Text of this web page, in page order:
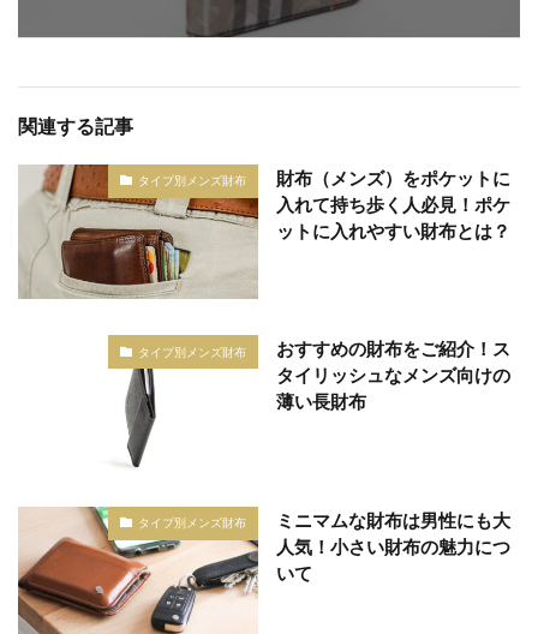
関連する記事
タイプ別メンズ財布
財布（メンズ）をポケットに
入れて持ち歩く人必見！ポケ
ットに入れやすい財布とは？
タイプ別メンズ財布
おすすめの財布をご紹介！ス
タイリッシュなメンズ向けの
薄い長財布
タイプ別メンズ財布
ミニマムな財布は男性にも大
人気！小さい財布の魅力につ
いて